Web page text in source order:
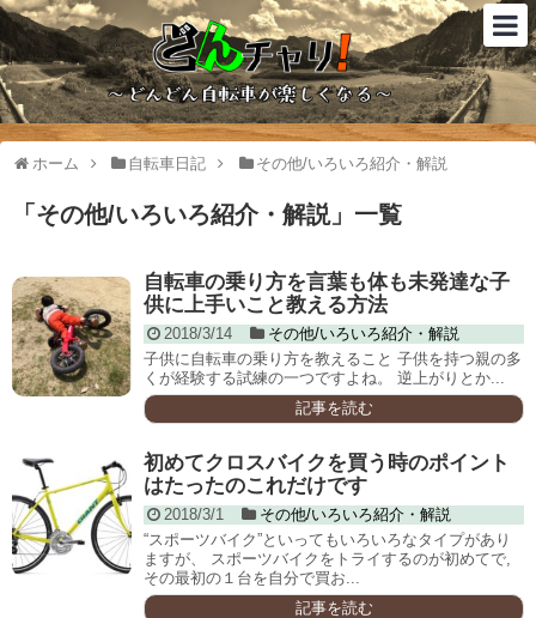
ホーム 自転車日記 その他/いろいろ紹介・解説
「 その他/いろいろ紹介・解説」 一覧
自転車の乗り方を言葉も体も未発達な子
供に上手いこと教える方法
2018/3/14
その他/いろいろ紹介・解説
子供に自転車の乗り方を教えること 子供を持つ親の多
くが経験する試練の一つですよね。 逆上がりとか...
記事を読む
初めてクロスバイクを買う時のポイント
はたったのこれだけです
2018/3/1
その他/いろいろ紹介・解説
“スポーツバイク”といってもいろいろなタイプがあり
ますが、 スポーツバイクをトライするのが初めてで,
その最初の１台を自分で買お...
記事を読む